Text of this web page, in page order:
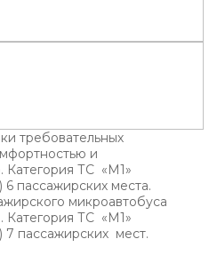
требовательных
и
Категория ТС «M1»
пассажирских места.
микроавтобуса
Категория ТС «M1»
7 пассажирских мест.